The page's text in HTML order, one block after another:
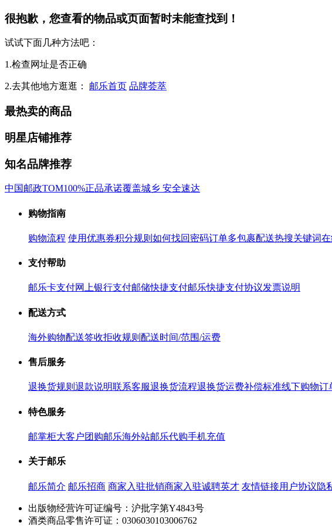
很抱歉，您查看的物品或页面暂时未能查找到！
试试下面几种方法吧：
1.检查网址是否正确
2.去其他地方逛逛： 邮乐首页 品牌荟萃
最热卖的商品
明星店铺推荐
知名品牌推荐
中国邮政TOM100%正品承诺覆盖城乡 安全速达
购物指南
购物流程 使用优惠券积分规则 如何找回密码订单多包裹配送热搜关键词在
支付帮助
邮乐卡支付网上银行支付邮储快捷支付邮乐快捷支付协议发票说明
配送方式
海外购物配送签收拒收规则 配送时间/范围/运费
售后服务
退换货规则 退款说明联系客服退换货流程退换货运费补偿标准线下购物订
特色服务
邮掌柜大客户团购邮乐海外站邮乐代购手机充值
关于邮乐
邮乐简介 邮乐招商 商家入驻批销商家入驻诚聘英才 友情链接用户协议隐
出版物经营许可证编号：沪批字第Y4843号
酒类商品零售许可证：0306030103006762